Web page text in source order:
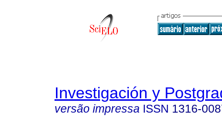
Investigación y
versão impressa ISSN 1316-